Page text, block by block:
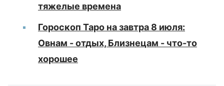
тяжелые времена
Гороскоп Таро на завтра 8 июля:
Овнам - отдых, Близнецам - что-то
хорошее